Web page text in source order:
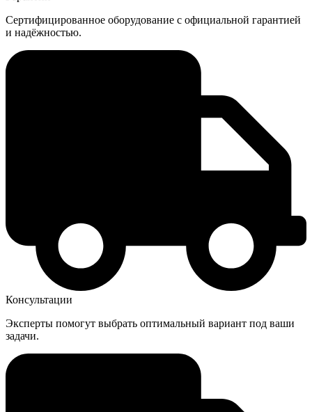
Сертифицированное оборудование с официальной гарантией
и надёжностью.
Консультации
Эксперты помогут выбрать оптимальный вариант под ваши
задачи.